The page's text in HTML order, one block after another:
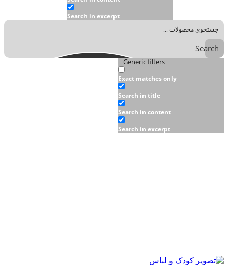
Search in excerpt
Search
Generic filters
Exact matches only
Search in title
Search in content
Search in excerpt